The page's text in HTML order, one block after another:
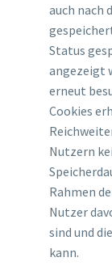
auch nach
Status
angezeigt
erneut
Cookies
Nutzern
Rahmen
Nutzer
sind und
kann.